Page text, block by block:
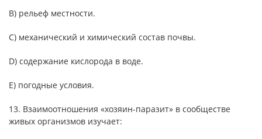
B) рельеф местности.
C) механический и химический состав почвы.
D) содержание кислорода в воде.
E) погодные условия.
13. Взаимоотношения «хозяин-паразит» в сообществе
живых организмов изучает: